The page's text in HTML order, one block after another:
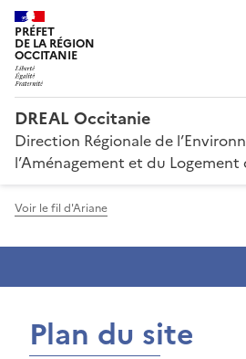
PRÉFET
DE LA RÉGION
OCCITANIE
DREAL Occitanie
Direction Régionale de
l’Aménagement et du Logement
Voir le fil d'Ariane
Plan du site